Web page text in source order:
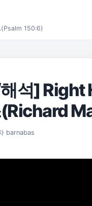
150:6)
석] Right
(Richard
7월 15일
barnabas